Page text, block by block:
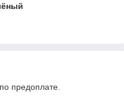
предоплате.